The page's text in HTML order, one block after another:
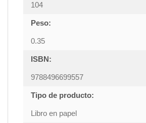
104
Peso:
0.35
ISBN:
9788496699557
Tipo de producto:
Libro en papel